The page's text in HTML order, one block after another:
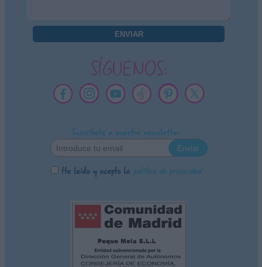
SÍGUENOS:
Suscríbete a nuestra newsletter
He leído y acepto la política de privacidad